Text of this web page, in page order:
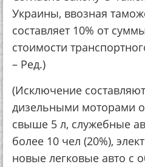
Украины, ввозная
составляет 10% от
стоимости
– Ред.)
(Исключение
дизельными моторами
свыше 5 л, служебные
более 10 чел (20%),
новые легковые авто с